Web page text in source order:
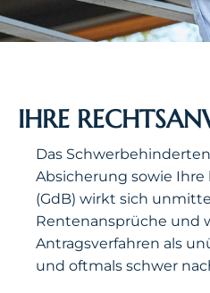
IHRE
Das
Absicherung sowie
(GdB) wirkt sich
Rentenansprüche und
Antragsverfahren als
und oftmals schwer